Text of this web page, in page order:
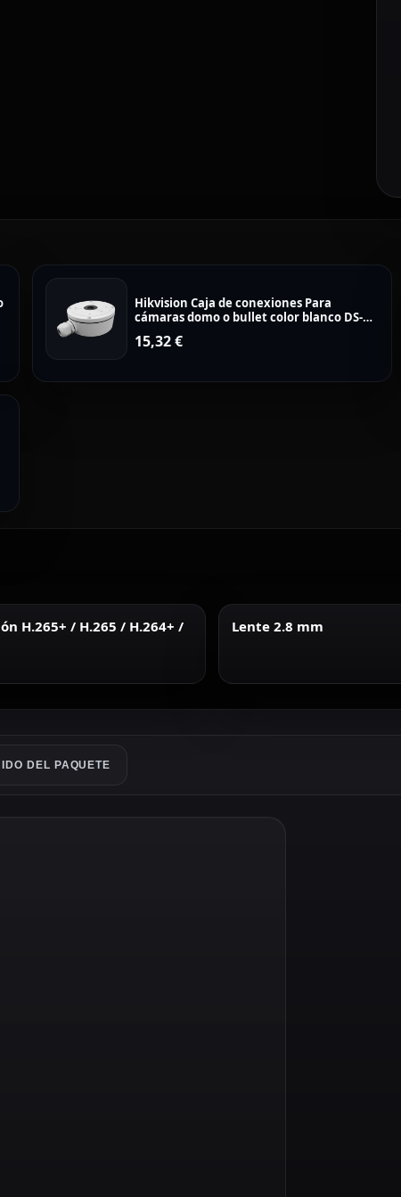
Hikvision Caja de conexiones Para
cámaras domo o bullet color blanco DS-
15,32€
H.265+ / H.265 / H.264+ /
Lente 2.8 mm
DEL PAQUETE